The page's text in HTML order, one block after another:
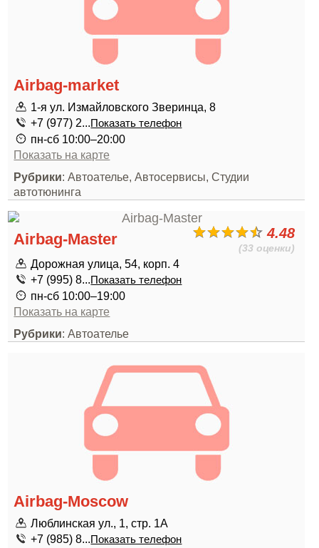
Airbag-market
1-я ул. Измайловского Зверинца, 8
+7 (977) 2...Показать телефон
пн-сб 10:00–20:00
Показать на карте
Рубрики: Автоателье, Автосервисы, Студии
автотюнинга
4.48
(33 оценки)
Airbag-Master
Дорожная улица, 54, корп. 4
+7 (995) 8...Показать телефон
пн-сб 10:00–19:00
Показать на карте
Рубрики: Автоателье
Airbag-Moscow
Люблинская ул., 1, стр. 1А
+7 (985) 8...Показать телефон